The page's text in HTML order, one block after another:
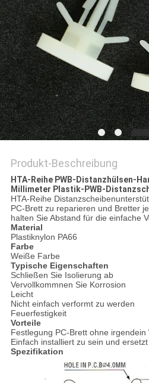
Produkt-Beschreibung
HTA-Reihe PWB-Distanzhülsen-
Millimeter Plastik-PWB-
HTA-Reihe
PC-Brett zu reparieren und Bretter
halten Sie Abstand für die einfache
Material
Plastiknylon PA66
Farbe
Weiße Farbe
Typische Eigenschaften
Schließen Sie Isolierung ab
Vervollkommnen Sie Korrosion
Leicht
Nicht einfach verformt zu werden
Feuerfestigkeit
Vorteile
Festlegung PC-Brett ohne irgendein
Einfach installiert zu sein und
Spezifikation